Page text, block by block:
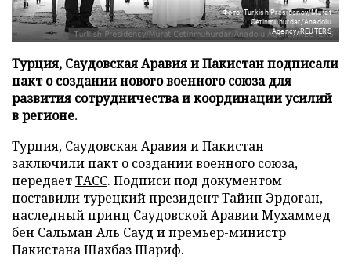
Фото: Turkish Presidency/Murat
Cetinmuhurdar/Anadolu
Agency/REUTERS
Турция, Саудовская Аравия и Пакистан подписали
пакт о создании нового военного союза для
развития сотрудничества и координации усилий
в регионе.
Турция, Саудовская Аравия и Пакистан
заключили пакт о создании военного союза,
передаетТАСС. Подписи под документом
поставили турецкий президент Тайип Эрдоган,
наследный принц Саудовской Аравии Мухаммед
бен Сальман Аль Сауд и премьер-министр
Пакистана Шахбаз Шариф.